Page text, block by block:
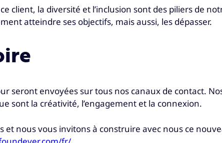
client, la diversité et l’inclusion sont des piliers de
atteindre ses objectifs, mais aussi, les dépasser.
seront envoyées sur tous nos canaux de contact.
sont la créativité, l’engagement et la connexion.
nous vous invitons à construire avec nous ce